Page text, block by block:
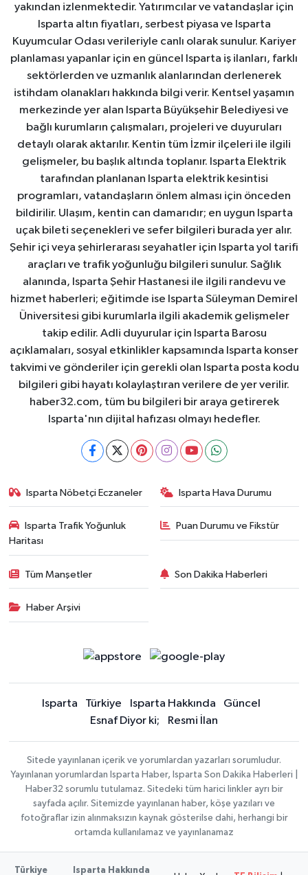
yakından izlenmektedir. Yatırımcılar ve vatandaşlar için
Isparta altın fiyatları, serbest piyasa ve Isparta
Kuyumcular Odası verileriyle canlı olarak sunulur. Kariyer
planlaması yapanlar için en güncel Isparta iş ilanları, farklı
sektörlerden ve uzmanlık alanlarından derlenerek
istihdam olanakları hakkında bilgi verir. Kentsel yaşamın
merkezinde yer alan Isparta Büyükşehir Belediyesi ve
bağlı kurumların çalışmaları, projeleri ve duyuruları
detaylı olarak aktarılır. Kentin tüm İzmir ilçeleri ile ilgili
gelişmeler, bu başlık altında toplanır. Isparta Elektrik
tarafından planlanan Isparta elektrik kesintisi
programları, vatandaşların önlem alması için önceden
bildirilir. Ulaşım, kentin can damarıdır; en uygun Isparta
uçak bileti seçenekleri ve sefer bilgileri burada yer alır.
Şehir içi veya şehirlerarası seyahatler için Isparta yol tarifi
araçları ve trafik yoğunluğu bilgileri sunulur. Sağlık
alanında, Isparta Şehir Hastanesi ile ilgili randevu ve
hizmet haberleri; eğitimde ise Isparta Süleyman Demirel
Üniversitesi gibi kurumlarla ilgili akademik gelişmeler
takip edilir. Adli duyurular için Isparta Barosu
açıklamaları, sosyal etkinlikler kapsamında Isparta konser
takvimi ve gönderiler için gerekli olan Isparta posta kodu
bilgileri gibi hayatı kolaylaştıran verilere de yer verilir.
haber32.com, tüm bu bilgileri bir araya getirerek
Isparta'nın dijital hafızası olmayı hedefler.
Isparta Nöbetçi Eczaneler Isparta Hava Durumu
Isparta Trafik Yoğunluk
Haritası
Puan Durumu ve Fikstür
Tüm Manşetler Son Dakika Haberleri
Haber Arşivi
Isparta Türkiye Isparta Hakkında
Güncel
Esnaf Diyor ki;
Resmi İlan
Sitede yayınlanan içerik ve yorumlardan yazarları sorumludur.
Yayınlanan yorumlardan Isparta Haber, Isparta Son Dakika Haberleri |
Haber32 sorumlu tutulamaz. Sitedeki tüm harici linkler ayrı bir
sayfada açılır. Sitemizde yayınlanan haber, köşe yazıları ve
fotoğraflar izin alınmaksızın kaynak gösterilse dahi, herhangi bir
ortamda kullanılamaz ve yayınlanamaz
Türkiye Isparta Hakkında